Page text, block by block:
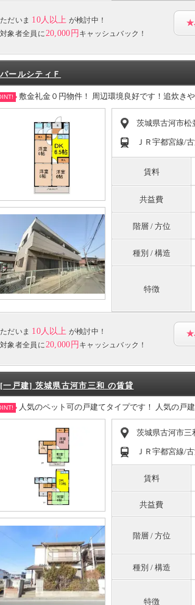
ただいま 10人以上 が検討中！
対象者全員に20,000円 キャッシュバック！
パールシティＦ
敷金礼金０円物件！ 周辺環境良好です！追炊き
茨城県古河市松
ＪＲ宇都宮線/
賃料
共益費
階層 / 方位
種別 / 構造
特徴
ただいま 10人以上 が検討中！
対象者全員に 20,000円 キャッシュバック！
[一戸建] 茨城県古河市三和 の賃貸
人気のペット可の戸建てタイプです！ 人気の戸
茨城県古河市三
ＪＲ宇都宮線/
賃料
共益費
階層 / 方位
種別 / 構造
特徴